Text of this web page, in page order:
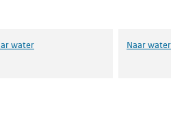
water Naar water